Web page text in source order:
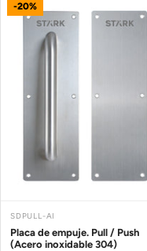
-20%
SDPULL-AI
Placa de empuje. Pull / Push
(Acero inoxidable 304)